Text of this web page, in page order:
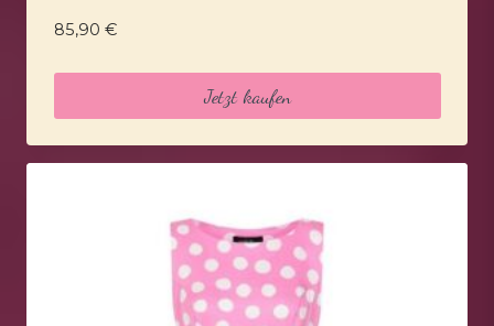
85,90 €
Jetzt kaufen